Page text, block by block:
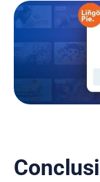
la bonne